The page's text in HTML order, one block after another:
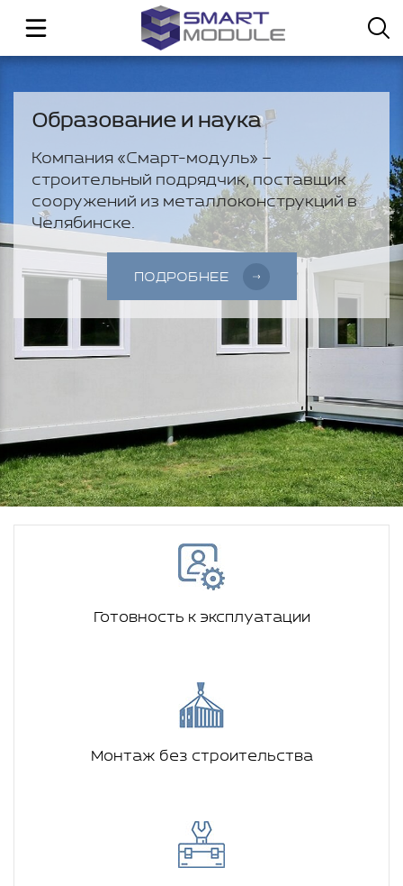
Образование и наука
Компания «Смарт-модуль» –
строительный подрядчик, поставщик
сооружений из металлоконструкций в
Челябинске.
ПОДРОБНЕЕ
Готовность к эксплуатации
Монтаж без строительства